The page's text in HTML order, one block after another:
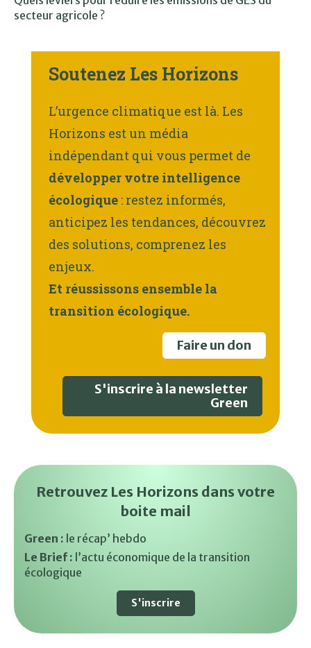
secteur agricole ?
Soutenez Les Horizons
L’urgence climatique est là. Les
Horizons est un média
indépendant qui vous permet de
développer votre intelligence
écologique : restez informés,
anticipez les tendances, découvrez
des solutions, comprenez les
enjeux.
Et réussissons ensemble la
transition écologique.
Faire un don
S'inscrire à la newsletter
Green
Retrouvez Les Horizons dans votre
boite mail
Green : le récap’ hebdo
Le Brief : l’actu économique de la transition
écologique
S'inscrire